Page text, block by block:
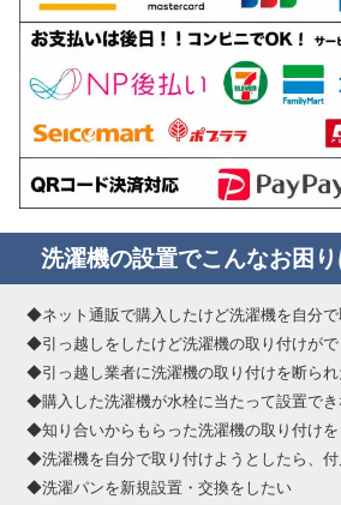
洗濯機の設置でこんなお困
◆ネット通販で購入したけど洗濯機を自分
◆引っ越しをしたけど洗濯機の取り付けが
◆引っ越し業者に洗濯機の取り付けを断られ
◆購入した洗濯機が水栓に当たって設置で
◆知り合いからもらった洗濯機の取り付け
◆洗濯機を自分で取り付けようとしたら、
◆洗濯パンを新規設置・交換をしたい